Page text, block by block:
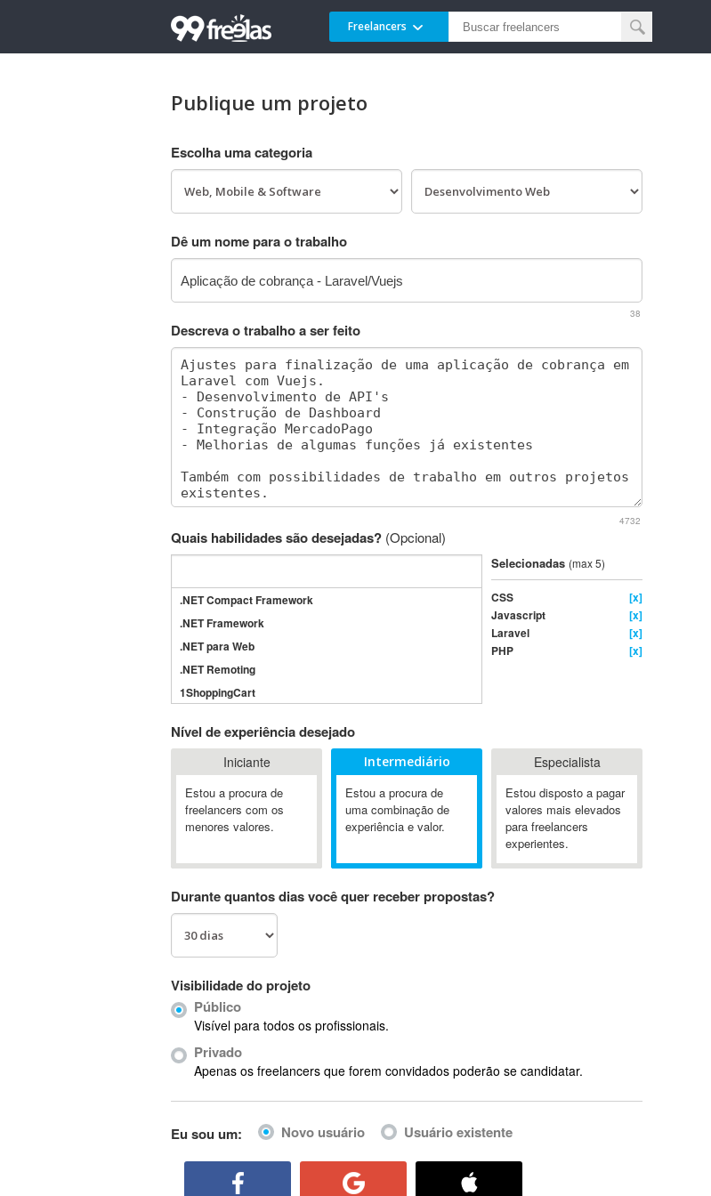
Freelancers
Publique um projeto
Escolha uma categoria
Dê um nome para o trabalho
38
Descreva o trabalho a ser feito
4732
Quais habilidades são desejadas? (Opcional)
.NET Compact Framework
.NET Framework
.NET para Web
.NET Remoting
1ShoppingCart
3GSM
4D Dimension
802.11
A&P
A-GPS
Ab Initio
ABIS
AbleCommerce
Ableton Live
Abstract Window Toolkit (AWT)
Selecionadas (max 5)
CSS
[x]
Javascript
[x]
Laravel
[x]
PHP
[x]
Nível de experiência desejado
Iniciante
Estou a procura de
freelancers com os
menores valores.
Intermediário
Estou a procura de
uma combinação de
experiência e valor.
Especialista
Estou disposto a pagar
valores mais elevados
para freelancers
experientes.
Durante quantos dias você quer receber propostas?
Visibilidade do projeto
Público
Visível para todos os profissionais.
Privado
Apenas os freelancers que forem convidados poderão se candidatar.
Eu sou um: Novo usuário Usuário existente